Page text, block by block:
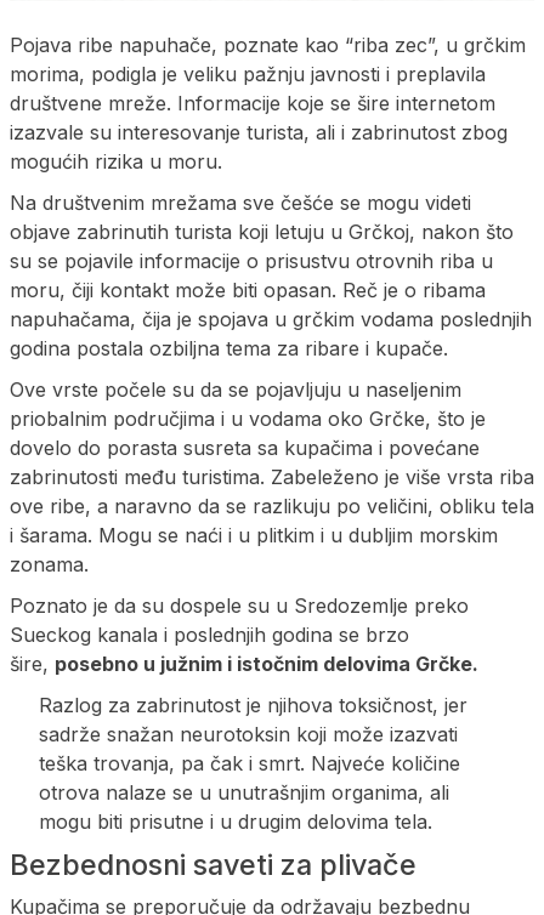
Pojava ribe napuhače, poznate kao “riba zec”, u grčkim
morima, podigla je veliku pažnju javnosti i preplavila
društvene mreže. Informacije koje se šire internetom
izazvale su interesovanje turista, ali i zabrinutost zbog
mogućih rizika u moru.
Na društvenim mrežama sve češće se mogu videti
objave zabrinutih turista koji letuju u Grčkoj, nakon što
su se pojavile informacije o prisustvu otrovnih riba u
moru, čiji kontakt može biti opasan. Reč je o ribama
napuhačama, čija je spojava u grčkim vodama poslednjih
godina postala ozbiljna tema za ribare i kupače.
Ove vrste počele su da se pojavljuju u naseljenim
priobalnim područjima i u vodama oko Grčke, što je
dovelo do porasta susreta sa kupačima i povećane
zabrinutosti među turistima. Zabeleženo je više vrsta riba
ove ribe, a naravno da se razlikuju po veličini, obliku tela
i šarama. Mogu se naći i u plitkim i u dubljim morskim
zonama.
Poznato je da su dospele su u Sredozemlje preko
Sueckog kanala i poslednjih godina se brzo
šire, posebno u južnim i istočnim delovima Grčke.
Razlog za zabrinutost je njihova toksičnost, jer
sadrže snažan neurotoksin koji može izazvati
teška trovanja, pa čak i smrt. Najveće količine
otrova nalaze se u unutrašnjim organima, ali
mogu biti prisutne i u drugim delovima tela.
Bezbednosni saveti za plivače
Kupačima se preporučuje da održavaju bezbednu